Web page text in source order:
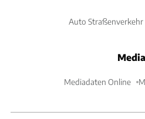
Auto Straßenverkehr
Media
Mediadaten Online